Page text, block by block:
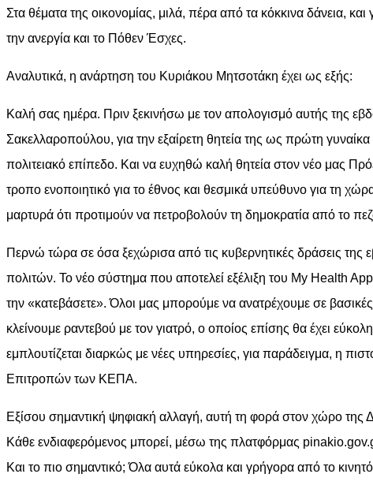
Στα θέματα της οικονομίας, μιλά, πέρα από τα κόκκινα δάνεια,
την ανεργία και το Πόθεν Έσχες.
Αναλυτικά, η ανάρτηση του Κυριάκου Μητσοτάκη έχει ως εξής:
Καλή σας ημέρα. Πριν ξεκινήσω με τον απολογισμό αυτής της
Σακελλαροπούλου, για την εξαίρετη θητεία της ως πρώτη
πολιτειακό επίπεδο. Και να ευχηθώ καλή θητεία στον νέο μας
τροπο ενοποιητικό για το έθνος και θεσμικά υπεύθυνο για τη
μαρτυρά ότι προτιμούν να πετροβολούν τη δημοκρατία από το
Περνώ τώρα σε όσα ξεχώρισα από τις κυβερνητικές δράσεις
πολιτών. Το νέο σύστημα που αποτελεί εξέλιξη του My Health
την «κατεβάσετε». Όλοι μας μπορούμε να ανατρέχουμε σε
κλείνουμε ραντεβού με τον γιατρό, ο οποίος επίσης θα έχει
εμπλουτίζεται διαρκώς με νέες υπηρεσίες, για παράδειγμα, η
Επιτροπών των ΚΕΠΑ.
Εξίσου σημαντική ψηφιακή αλλαγή, αυτή τη φορά στον χώρο της
Κάθε ενδιαφερόμενος μπορεί, μέσω της πλατφόρμας
Και το πιο σημαντικό; Όλα αυτά εύκολα και γρήγορα από το